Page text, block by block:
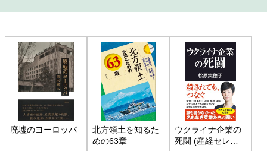
廃墟のヨーロッパ
北方領土を知るた
めの63章
ウクライナ企業の
死闘 (産経セレク